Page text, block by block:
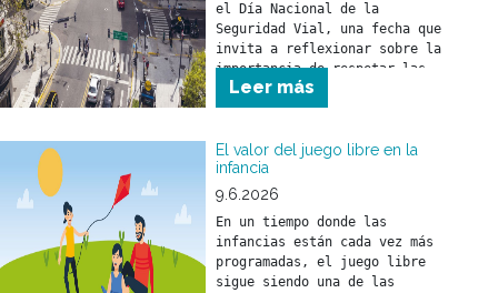
el Día Nacional de la
Seguridad Vial, una fecha que
invita a reflexionar sobre la
importancia de respetar las
normas de tránsito para
prevenir siniestros viales y
personas que circulan por la
vía pública.
Leer más
El valor del juego libre en la
infancia
9.6.2026
En un tiempo donde las
infancias están cada vez más
programadas, el juego libre
sigue siendo una de las